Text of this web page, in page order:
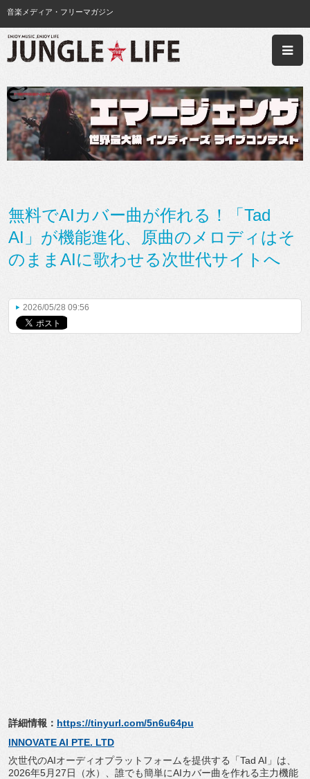
音楽メディア・フリーマガジン
無料でAIカバー曲が作れる！「Tad
AI」が機能進化、原曲のメロディはそ
のままAIに歌わせる次世代サイトへ
2026/05/28 09:56
詳細情報： https://tinyurl.com/5n6u64pu
INNOVATE AI PTE. LTD
次世代のAIオーディオプラットフォームを提供する「Tad AI」は、
2026年5月27日（水）、 誰でも簡単にAIカバー曲を作れる主力機能